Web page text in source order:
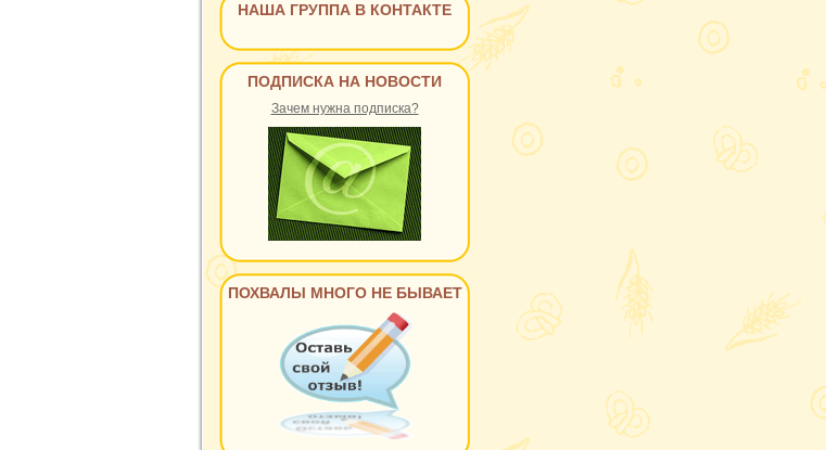
НАША ГРУППА В КОНТАКТЕ
ПОДПИСКА НА НОВОСТИ
Зачем нужна подписка?
ПОХВАЛЫ МНОГО НЕ БЫВАЕТ